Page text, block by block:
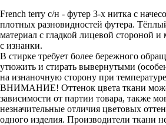
French terry с/н - футер 3-х нитка с
плотных разновидностей футера.
материал с гладкой лицевой стороной
с изнанки.
В стирке требует более бережного
утюжить и стирать вывернутыми
на изнаночную сторону при
ВНИМАНИЕ! Оттенок цвета ткани
зависимости от партии товара, также
незначительные отличия цветовых
одного изделия. Производители ткани